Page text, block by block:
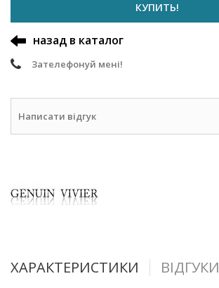
КУПИТЬ!
назад в каталог
Зателефонуй мені!
Написати відгук
ХАРАКТЕРИСТИКИ ВІДГУКИ